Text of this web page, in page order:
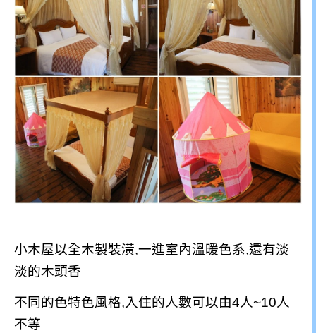
小木屋以全木製裝潢,一進室內溫暖色系,還有淡
淡的木頭香
不同的色特色風格,入住的人數可以由4人~10人
不等